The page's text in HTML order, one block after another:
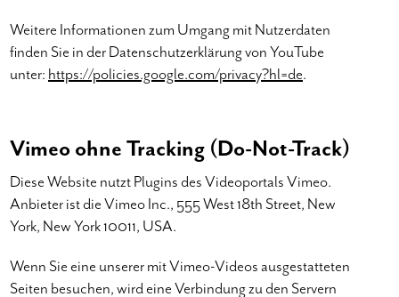
Weitere Informationen zum Umgang mit Nutzerdaten
finden Sie in der Datenschutzerklärung von YouTube
unter: https://policies.google.com/privacy?hl=de.
Vimeo ohne Tracking (Do-Not-Track)
Diese Website nutzt Plugins des Videoportals Vimeo.
Anbieter ist die Vimeo Inc., 555 West 18th Street, New
York, New York 10011, USA.
Wenn Sie eine unserer mit Vimeo-Videos ausgestatteten
Seiten besuchen, wird eine Verbindung zu den Servern